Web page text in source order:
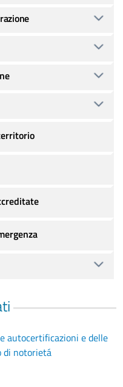
autocertificazioni e delle
di notorietá